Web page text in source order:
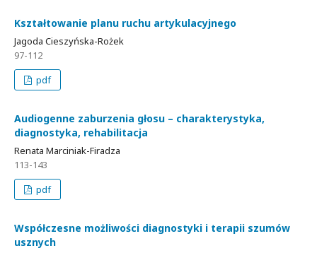
Kształtowanie planu ruchu artykulacyjnego
Jagoda Cieszyńska-Rożek
97-112
pdf
Audiogenne zaburzenia głosu – charakterystyka,
diagnostyka, rehabilitacja
Renata Marciniak-Firadza
113-143
pdf
Współczesne możliwości diagnostyki i terapii szumów
usznych